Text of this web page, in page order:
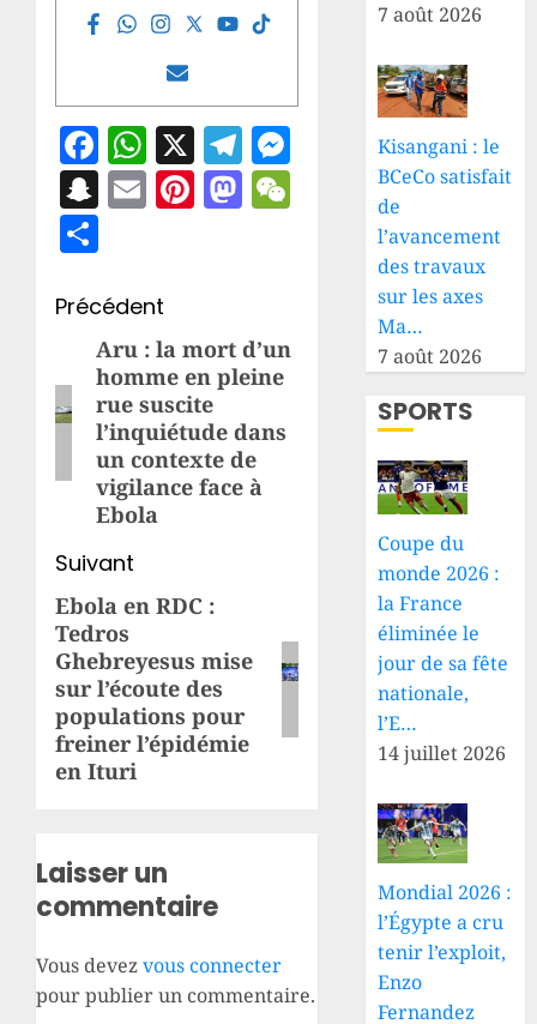
Facebook
WhatsApp
X Telegram
Messenger
Snapchat
EmailPinterest
Mastodon
WeChat
Navigation
d’article
Précédent
Article
précédent:
Aru : la mort d’un
homme en pleine
rue suscite
l’inquiétude dans
un contexte de
vigilance face à
Ebola
Suivant
Article
suivant:
Ebola en RDC :
Tedros
Ghebreyesus mise
sur l’écoute des
populations pour
freiner l’épidémie
en Ituri
Laisser un
commentaire
Vous devezvous connecter
pour publier un commentaire.
7 août 2026
Kisangani : le
BCeCo satisfait
de
l’avancement
des travaux
sur les axes
Ma…
7 août 2026
SPORTS
Coupe du
monde 2026 :
la France
éliminée le
jour de sa fête
nationale,
l’E…
14 juillet 2026
Mondial 2026 :
l’Égypte a cru
tenir l’exploit,
Enzo
Fernandez